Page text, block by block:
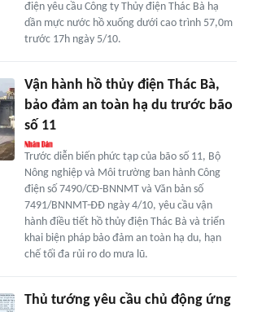
điện yêu cầu Công ty Thủy điện Thác Bà hạ
dần mực nước hồ xuống dưới cao trình 57,0m
trước 17h ngày 5/10.
Vận hành hồ thủy điện Thác Bà,
bảo đảm an toàn hạ du trước bão
số 11
Trước diễn biến phức tạp của bão số 11, Bộ
Nông nghiệp và Môi trường ban hành Công
điện số 7490/CĐ-BNNMT và Văn bản số
7491/BNNMT-ĐĐ ngày 4/10, yêu cầu vận
hành điều tiết hồ thủy điện Thác Bà và triển
khai biện pháp bảo đảm an toàn hạ du, hạn
chế tối đa rủi ro do mưa lũ.
Thủ tướng yêu cầu chủ động ứng